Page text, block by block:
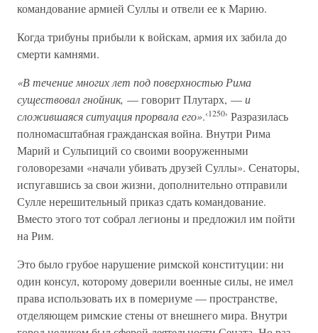
командование армией Суллы и отвели ее к Марию.
Когда трибуны прибыли к войскам, армия их забила до
смерти камнями.
«В течение многих лет под поверхностью Рима
существовал гнойник, — говорит Плутарх, —и
сложившаяся ситуация прорвала его».‹1250› Разразилась
полномасштабная гражданская война. Внутри Рима
Марий и Сульпиций со своими вооруженными
головорезами «начали убивать друзей Суллы». Сенаторы,
испугавшись за свои жизни, дополнительно отправили
Сулле нерешительный приказ сдать командование.
Вместо этого тот собрал легионы и предложил им пойти
на Рим.
Это было грубое нарушение римской конституции: ни
один консул, которому доверили военные силы, не имел
права использовать их в помериуме — пространстве,
отделяющем римские стены от внешнего мира. Внутри